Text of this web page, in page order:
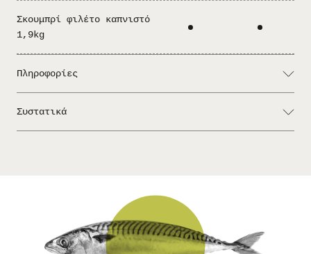
Σκουμπρί φιλέτο καπνιστό
1,9kg
Πληροφορίες
και είναι έτοιμο να το σερβίρετε.
Συστατικά